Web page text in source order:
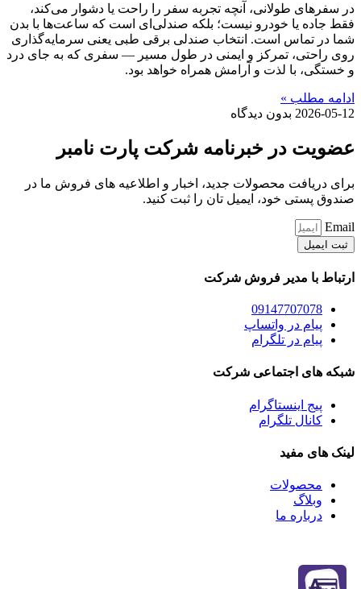
در سفرهای طولانی، آنچه تجربه سفر را راحت یا دشوار می‌کند،
فقط جاده یا خودرو نیست؛ بلکه صندلی‌ای است که ساعت‌ها با بدن
شما در تماس است. انتخاب صندلی برقی طبی یعنی سرمایه‌گذاری
روی راحتی، تمرکز و ایمنی در طول مسیر — سفری که به جای درد
و خستگی، با لذت و آرامش همراه خواهد بود.
ادامه مطلب »
2026-05-12 بدون دیدگاه
عضویت در خبرنامه شرکت پارت نامبر
برای دریافت محصولات جدید، اخبار و اطلاعیه های فروش ما در
صندوق پستی خود، ایمیل تان را ثبت کنید.
Email
ثبت ایمیل
ارتباط با مدیر فروش شرکت
09147707078
پیام در واتساپ
پیام در تلگرام
شبکه های اجتماعی شرکت
پیج اینستاگرام
کانال تلگرام
لینک های مفید
محصولات
وبلاگ
درباره ما